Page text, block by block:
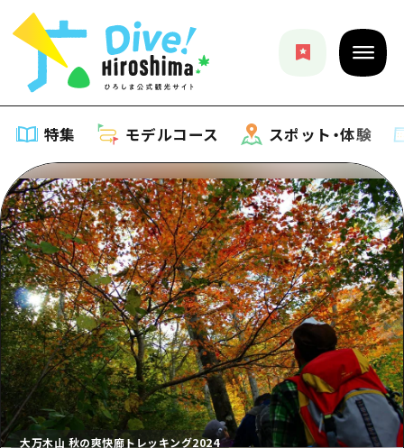
特集 モデルコース スポット・体験
特集
特集一覧
おすすめ
アート
イベント・祭り
グルメ・酒
サイクリング
モデルコース
モデルコース一覧
Dive! Hiroshima 公式ガイド
広島もしもトラベル
あたらしい非日常
スポット・体験
スポット・体験一覧
広島市周辺
安芸
イベント
旬情報
大万木山 秋の爽快廊トレッキング2024